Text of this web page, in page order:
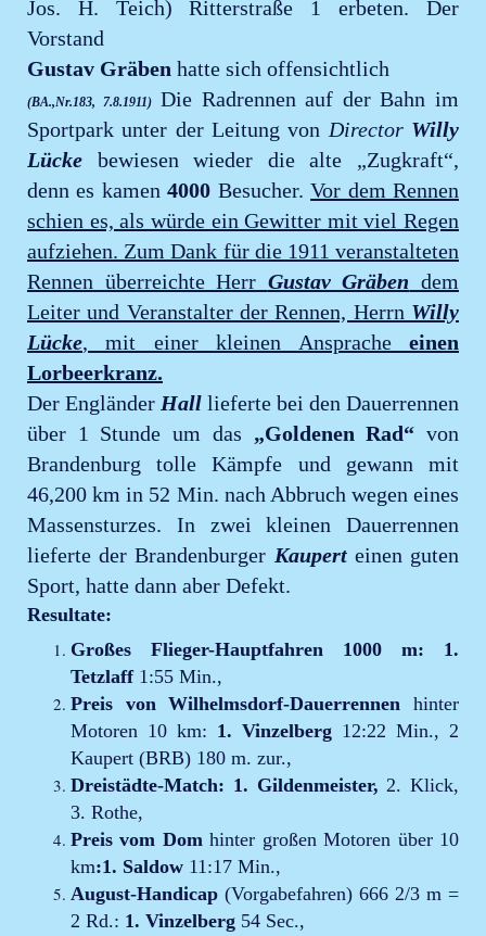
Jos. H. Teich) Ritterstraße 1 erbeten. Der
Vorstand
Gustav Gräben hatte sich offensichtlich
(BA.,Nr.183, 7.8.1911)
Die Radrennen auf der Bahn im
Sportpark unter der Leitung von Director Willy
Lücke bewiesen wieder die alte „Zugkraft“,
denn es kamen4000 Besucher.Vor dem Rennen
schien es, als würde ein Gewitter mit viel Regen
aufziehen. Zum Dank für die 1911 veranstalteten
Rennen überreichte Herr Gustav Gräben dem
Leiter und Veranstalter der Rennen, Herrn Willy
Lücke, mit einer kleinen Ansprache einen
Lorbeerkranz.
Der Engländer Hall lieferte bei den Dauerrennen
über 1 Stunde um das „Goldenen Rad“ von
Brandenburg tolle Kämpfe und gewann mit
46,200 km in 52 Min. nach Abbruch wegen eines
Massensturzes. In zwei kleinen Dauerrennen
lieferte der Brandenburger Kauperteinen guten
Sport, hatte dann aber Defekt.
Resultate:
Großes Flieger-Hauptfahren 1000 m:
1.
Tetzlaff1:55 Min.,
Preis von Wilhelmsdorf-Dauerrennen hinter
Motoren 10 km: 1. Vinzelberg 12:22 Min., 2
Kaupert (BRB) 180 m. zur.,
Dreistädte-Match: 1. Gildenmeister, 2. Klick,
3. Rothe,
Preis vom Domhinter großen Motoren über 10
km:1. Saldow 11:17 Min.,
August-Handicap (Vorgabefahren) 666 2/3 m =
2 Rd.: 1. Vinzelberg 54 Sec.,